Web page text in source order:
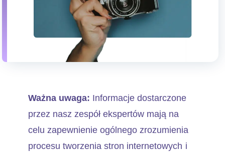
Ważna uwaga: Informacje dostarczone
przez nasz zespół ekspertów mają na
celu zapewnienie ogólnego zrozumienia
procesu tworzenia stron internetowych i